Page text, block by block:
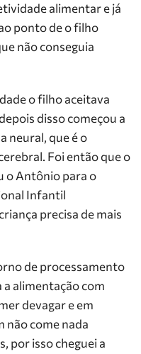
alimentar e já
ponto de o filho
não conseguia
o filho aceitava
disso começou a
neural, que é o
Foi então que o
o Antônio para o
Infantil
precisa de mais
de processamento
alimentação com
devagar e em
não come nada
por isso cheguei a